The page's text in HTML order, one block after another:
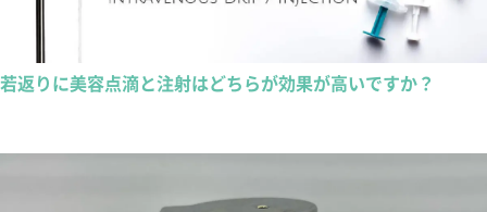
若返りに美容点滴と注射はどちらが効果が高いですか？